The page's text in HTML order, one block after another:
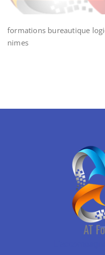
formations bureautique
nimes